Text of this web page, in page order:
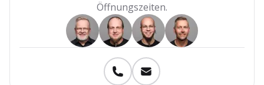
Öffnungszeiten.